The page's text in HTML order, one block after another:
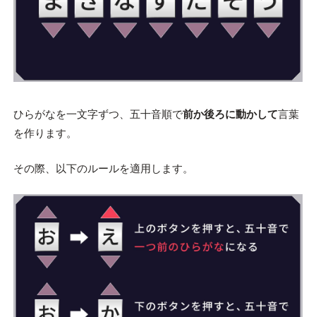
ひらがなを一文字ずつ、五十音順で前か後ろに動かして言葉
を作ります。
その際、以下のルールを適用します。